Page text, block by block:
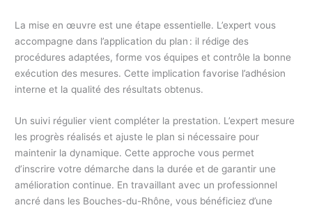
La mise en œuvre est une étape essentielle. L’expert vous
accompagne dans l’application du plan : il rédige des
procédures adaptées, forme vos équipes et contrôle la bonne
exécution des mesures. Cette implication favorise l’adhésion
interne et la qualité des résultats obtenus.
Un suivi régulier vient compléter la prestation. L’expert mesure
les progrès réalisés et ajuste le plan si nécessaire pour
maintenir la dynamique. Cette approche vous permet
d’inscrire votre démarche dans la durée et de garantir une
amélioration continue. En travaillant avec un professionnel
ancré dans les Bouches-du-Rhône, vous bénéficiez d’une